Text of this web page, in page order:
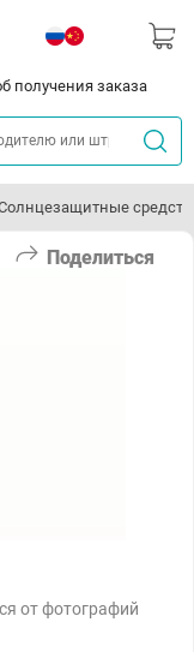
получения заказа
Поделиться
от фотографий